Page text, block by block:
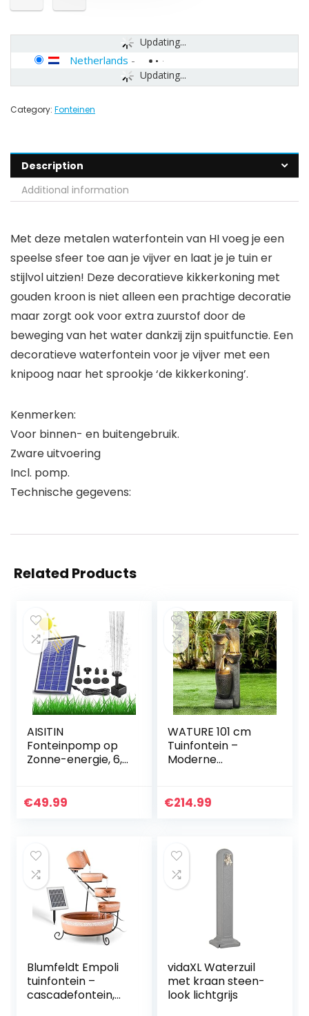
Updating...
Updating...
Netherlands -
Category: Fonteinen
Description
Additional information
Met deze metalen waterfontein van HI voeg je een
speelse sfeer toe aan je vijver en laat je je tuin er
stijlvol uitzien! Deze decoratieve kikkerkoning met
gouden kroon is niet alleen een prachtige decoratie
maar zorgt ook voor extra zuurstof door de
beweging van het water dankzij zijn spuitfunctie. Een
decoratieve waterfontein voor je vijver met een
knipoog naar het sprookje ‘de kikkerkoning’.
Kenmerken:
Voor binnen- en buitengebruik.
Zware uitvoering
Incl. pomp.
Technische gegevens:
Related Products
AISITIN
Fonteinpomp op
Zonne-energie, 6,5
Verbeterde
€49.99
WATURE 101 cm
Tuinfontein –
Moderne
watergeluiden,
€214.99
Blumfeldt Empoli
tuinfontein –
cascadefontein,
vidaXL Waterzuil
met kraan steen-
look lichtgrijs